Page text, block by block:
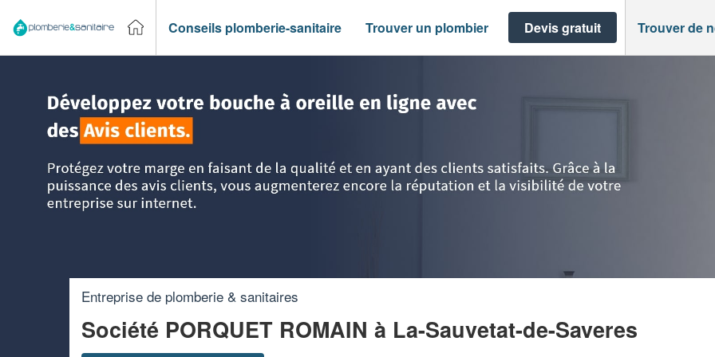
Conseils plomberie-sanitaire Trouver un plombier Devis gratuit Trouver de
Entreprise de plomberie & sanitaires
Société PORQUET ROMAIN à La-Sauvetat-de-Saveres